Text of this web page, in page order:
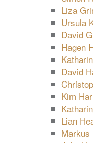
Liza
Ursula
David
Hagen
David
Kim
Lian
Markus